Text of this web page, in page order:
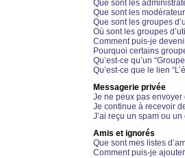
Que sont les
Que sont les
Que sont les groupes
Où sont les groupes
Comment puis-je
Pourquoi certains
Qu’est-ce qu’un
Qu’est-ce que le lien
Messagerie privée
Je ne peux pas
Je continue à recevoir
J’ai reçu un spam ou
Amis et ignorés
Que sont mes listes
Comment puis-je